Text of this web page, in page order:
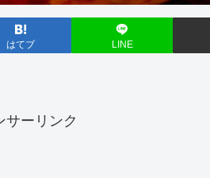
はてブ LINE
サーリンク